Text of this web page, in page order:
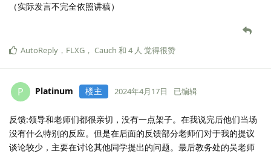
（实际发言不完全依照讲稿）
AutoReply ， FLXG ， Cauch 和 4 人 觉得很赞
P Platinum 楼主 2024年4月17日 已编辑
反馈:领导和老师们都很亲切，没有一点架子。在我说完后他们当场
没有什么特别的反应。但是在后面的反馈部分老师们对于我的提议
谈论较少，主要在讨论其他同学提出的问题。最后教务处的吴老师